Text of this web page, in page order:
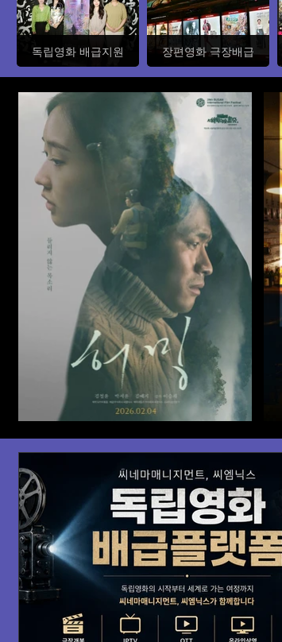
독립영화 배급지원 장편영화 극장배급